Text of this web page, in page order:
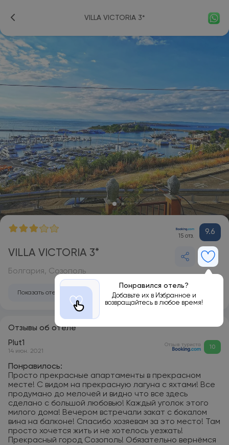
VILLA VICTORIA 3*
15 отз. 9.6
VILLA VICTORIA 3*
Понравился отель?
Добавьте их в Избранное и
возвращайтесь в любое время!
Болгария, Созополь
Показать отель на карте
Отзывы об отеле
Plut1
14 июн. 2021
Отзыв туриста 10
Понравилось:
Просто прекрасные апартаменты в прекрасном
месте! С видом на прекрасную лагуна с яхтами! Все
продумано до мелочей и видно что все здесь
сделано с большой любовью! Каждый уголок этого
милого дома! Вечером встречали закат с бокалом
вина на балконе! Спасибо хозяевам за это место! Там
просто хочется жить и не хотелось уезжать!
Прекрасный город Созополь! Обязательно вернёмся